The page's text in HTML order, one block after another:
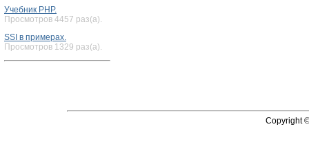
Учебник PHP.
Просмотров 4457 раз(а).
SSI в примерах.
Просмотров 1329 раз(а).
Copyright